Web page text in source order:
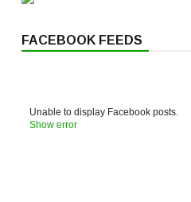
FACEBOOK FEEDS
Unable to display Facebook posts.
Show error